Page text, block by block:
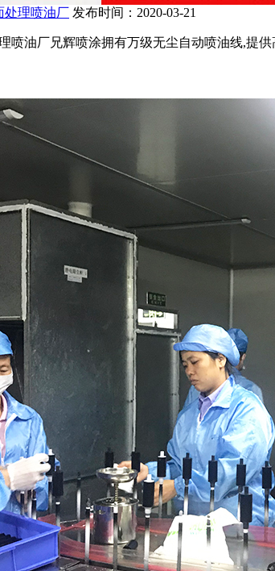
处理喷油厂 发布时间：2020-03-21
喷油厂兄辉喷涂拥有万级无尘自动喷油线,提